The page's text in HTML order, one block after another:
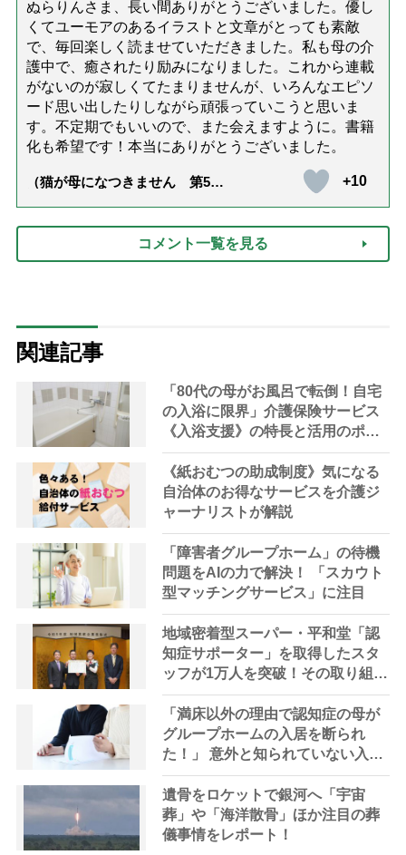
ぬらりんさま、長い間ありがとうございました。優し
くてユーモアのあるイラストと文章がとっても素敵
で、毎回楽しく読ませていただきました。私も母の介
護中で、癒されたり励みになりました。これから連載
がないのが寂しくてたまりませんが、いろんなエピソ
ード思い出したりしながら頑張っていこうと思いま
す。不定期でもいいので、また会えますように。書籍
化も希望です！本当にありがとうございました。
（猫が母になつきません 第500
+10
コメント一覧を見る
関連記事
「80代の母がお風呂で転倒！自宅
の入浴に限界」介護保険サービス
《入浴支援》の特長と活用のポイ
ントを専門家が解説｜頼れるサー
ビス6選
《紙おむつの助成制度》気になる
自治体のお得なサービスを介護ジ
ャーナリストが解説
「障害者グループホーム」の待機
問題をAIの力で解決！ 「スカウト
型マッチングサービス」に注目
地域密着型スーパー・平和堂「認
知症サポーター」を取得したスタ
ッフが1万人を突破！その取り組み
は、家庭や地域に役立つと期待
「満床以外の理由で認知症の母が
グループホームの入居を断られ
た！」 意外と知られていない入居
の落とし穴
遺骨をロケットで銀河へ「宇宙
葬」や「海洋散骨」ほか注目の葬
儀事情をレポート！